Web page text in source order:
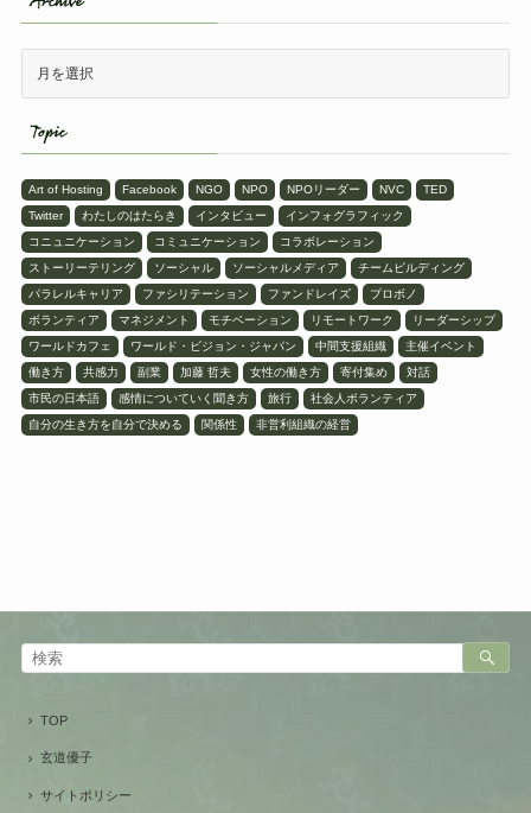
Topic
Art of Hosting Facebook NGO NPO NPOリーダー NVC
TED
Twitter
わたしのはたらき インタビュー
インフォグラフィック
コニュニケーション
コミュニケーション
コラボレーション
ストーリーテリング
ソーシャル ソーシャルメディア
チームビルディング
パラレルキャリア
ファシリテーション ファンドレイズ
プロボノ
ボランティア
マネジメント モチベーション リモートワーク
リーダーシップ
ワールドカフェ
ワールド・ビジョン・ジャパン 中間支援組織
主催イベント
働き方
共感力 副業 加藤 哲夫 女性の働き方 寄付集め
対話
市民の日本語
感情についていく聞き方 旅行
社会人ボランティア
自分の生き方を自分で決める
関係性 非営利組織の経営
TOP
玄道優子
サイトポリシー